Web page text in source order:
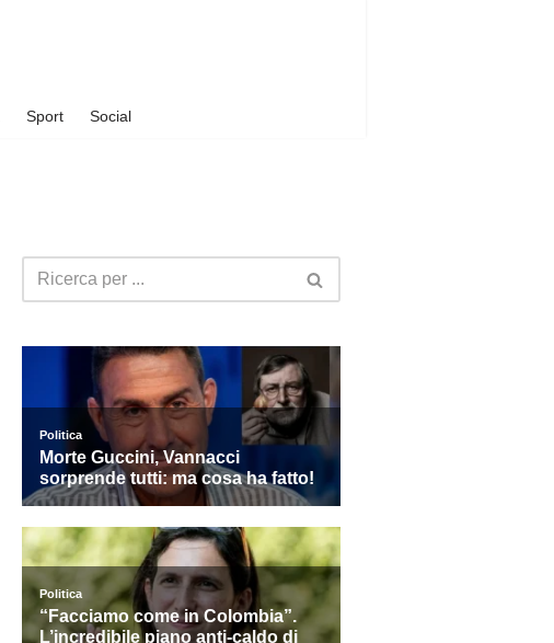
Sport Social